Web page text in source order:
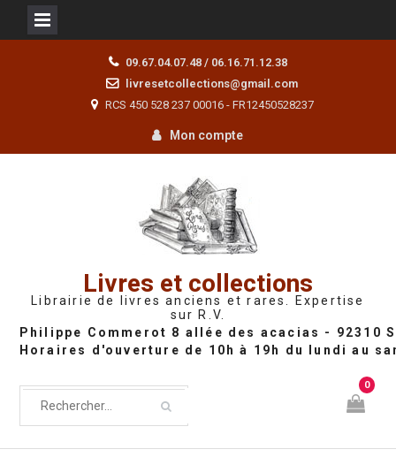
09.67.04.07.48 / 06.16.71.12.38
livresetcollections@gmail.com
RCS 450 528 237 00016 - FR12450528237
Mon compte
Livres et collections
Librairie de livres anciens et rares. Expertise
sur R.V.
0